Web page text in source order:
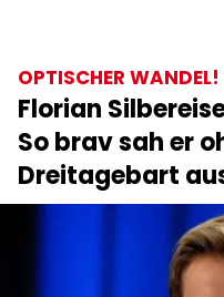
OPTISCHER WANDEL!
Florian
So brav sah er
Dreitagebart